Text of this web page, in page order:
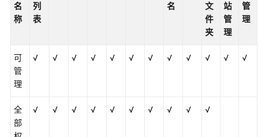
置
云
企
名
称
列
表
名
文
件
夹
站
管
理
管
理
可
管
理
√ √ √ √ √ √ √ √ √ √ √ √
全
部
√ √ √ √ √ √ √ √ √ √